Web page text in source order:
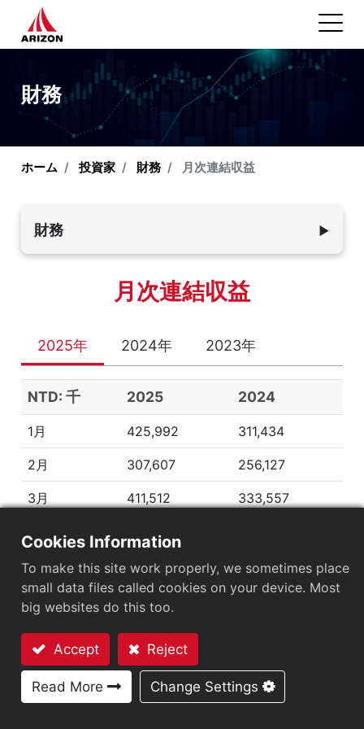
財務
ホーム 投資家 財務 月次連結収益
財務 ▼
月次連結収益
ローン
月次連結収益
2025年 2024年 2023年
NTD: 千 2025 2024
1月 425,992 311,434
2月 307,607 256,127
3月 411,512 333,557
4月 358,930
5月 246,324 386,458
6月 317,633
7月 261,863
8月 246,125
313,172 444,595
お問い合わせ
Cookies Information
To make this site work properly, we sometimes place
small data files called cookies on your device. Most
big websites do this too.
Accept Reject
Read More Change Settings